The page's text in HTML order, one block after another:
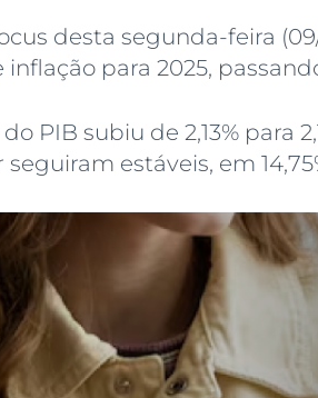
desta segunda-feira
para 2025,
PIB subiu de 2,13% para
seguiram estáveis, em